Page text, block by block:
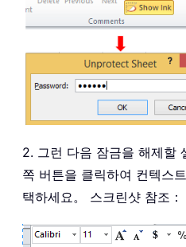
2. 그런 다음 잠금을 해제할
쪽 버튼을 클릭하여 컨텍스
택하세요。 스크린샷 참조：